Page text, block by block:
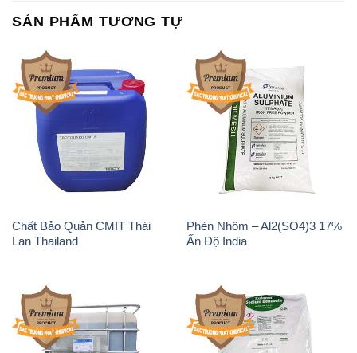
SẢN PHẨM TƯƠNG TỰ
Chất Bảo Quản CMIT Thái
Lan Thailand
Phèn Nhôm – Al2(SO4)3 17%
Ấn Độ India